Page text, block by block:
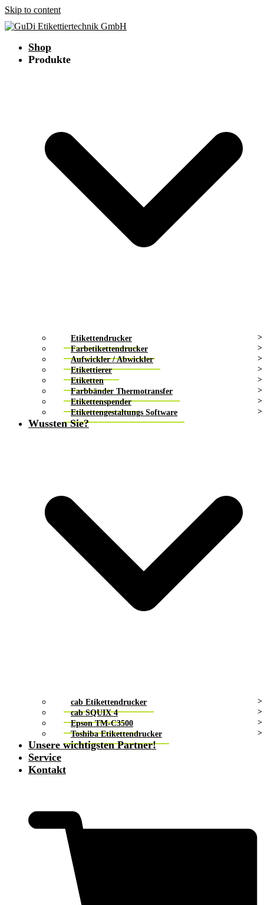
Skip to content
Shop
Produkte
Etikettendrucker
Farbetikettendrucker
Aufwickler / Abwickler
Etikettierer
Etiketten
Farbbänder Thermotransfer
Etikettenspender
Etikettengestaltungs Software
Wussten Sie?
cab Etikettendrucker
cab SQUIX 4
Epson TM-C3500
Toshiba Etikettendrucker
Unsere wichtigsten Partner!
Service
Kontakt